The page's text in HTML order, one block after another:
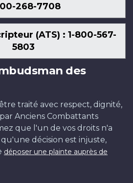
268-7708
(ATS) : 1-800-567-
5803
des
traité avec respect, dignité,
Anciens Combattants
que l'un de vos droits n'a
décision est injuste,
déposer une plainte auprès de